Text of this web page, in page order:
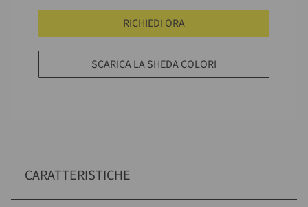
RICHIEDI ORA
SCARICA LA SHEDA COLORI
CARATTERISTICHE